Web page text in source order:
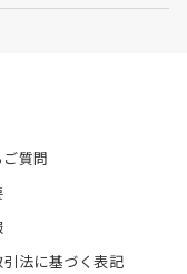
質問
法に基づく表記